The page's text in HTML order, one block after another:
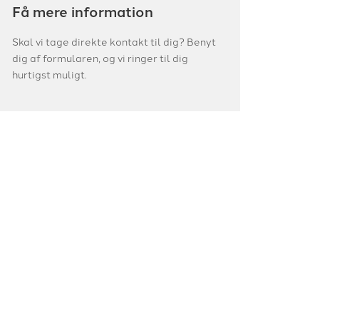
Få mere information
Skal vi tage direkte kontakt til dig? Benyt
dig af formularen, og vi ringer til dig
hurtigst muligt.